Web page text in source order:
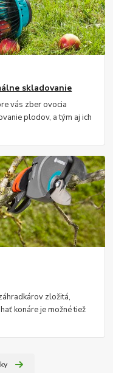
skladovanie
vás zber ovocia
plodov, a tým aj ich
zložitá,
konáre je možné tiež